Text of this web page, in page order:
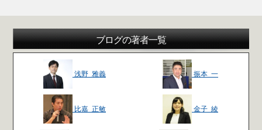
ブログの著者一覧
浅野 雅義 振本 一
比嘉 正敏 金子 綾